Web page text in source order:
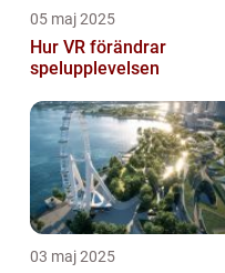
05 maj 2025
Hur VR förändrar
spelupplevelsen
03 maj 2025